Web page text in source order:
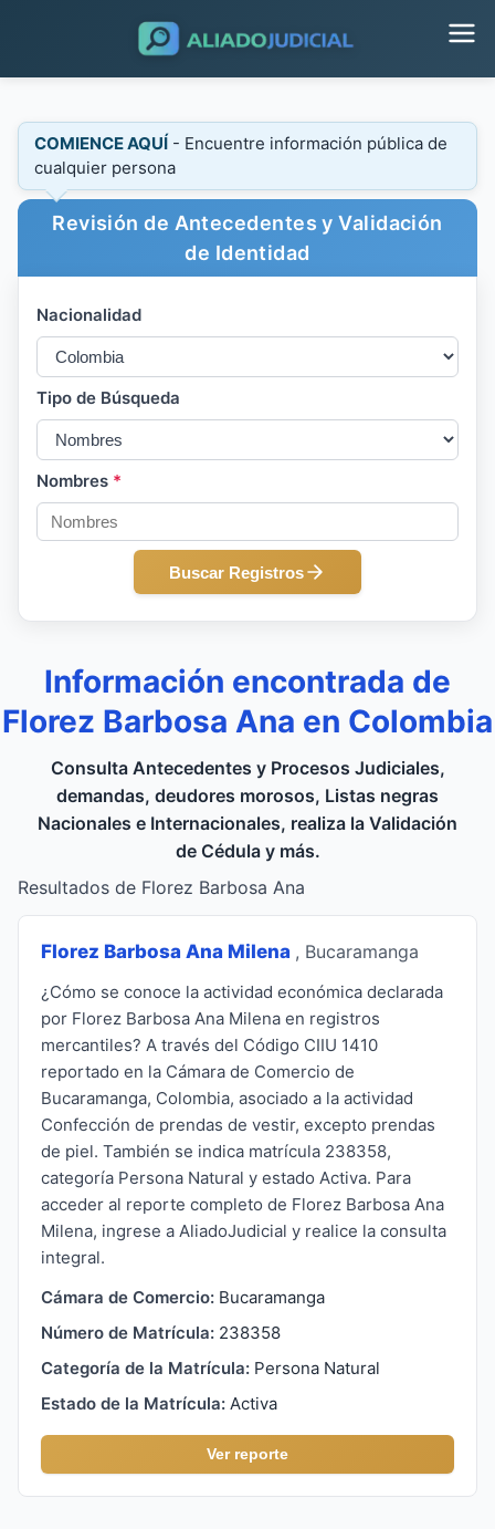
COMIENCE AQUÍ - Encuentre información pública de
cualquier persona
Revisión de Antecedentes y Validación
de Identidad
Nacionalidad
Tipo de Búsqueda
Nombres *
Buscar Registros
Información encontrada de
Florez Barbosa Ana en Colombia
Consulta Antecedentes y Procesos Judiciales,
demandas, deudores morosos, Listas negras
Nacionales e Internacionales, realiza la Validación
de Cédula y más.
Resultados de Florez Barbosa Ana
Florez Barbosa Ana Milena , Bucaramanga
¿Cómo se conoce la actividad económica declarada
por Florez Barbosa Ana Milena en registros
mercantiles? A través del Código CIIU 1410
reportado en la Cámara de Comercio de
Bucaramanga, Colombia, asociado a la actividad
Confección de prendas de vestir, excepto prendas
de piel. También se indica matrícula 238358,
categoría Persona Natural y estado Activa. Para
acceder al reporte completo de Florez Barbosa Ana
Milena, ingrese a AliadoJudicial y realice la consulta
integral.
Cámara de Comercio: Bucaramanga
Número de Matrícula: 238358
Categoría de la Matrícula: Persona Natural
Estado de la Matrícula: Activa
Ver reporte